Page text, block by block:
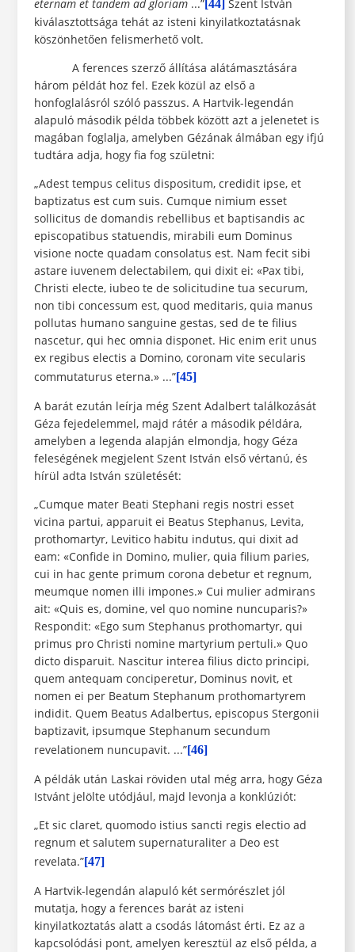
eternam et tandem ad gloriam...”[44] Szent István
kiválasztottsága tehát az isteni kinyilatkoztatásnak
köszönhetően felismerhető volt.
A ferences szerző állítása alátámasztására
három példát hoz fel. Ezek közül az első a
honfoglalásról szóló passzus. A Hartvik-legendán
alapuló második példa többek között azt a jelenetet is
magában foglalja, amelyben Gézának álmában egy ifjú
tudtára adja, hogy fia fog születni:
„Adest tempus celitus dispositum, credidit ipse, et
baptizatus est cum suis. Cumque nimium esset
sollicitus de domandis rebellibus et baptisandis ac
episcopatibus statuendis, mirabili eum Dominus
visione nocte quadam consolatus est. Nam fecit sibi
astare iuvenem delectabilem, qui dixit ei: «Pax tibi,
Christi electe, iubeo te de solicitudine tua securum,
non tibi concessum est, quod meditaris, quia manus
pollutas humano sanguine gestas, sed de te filius
nascetur, qui hec omnia disponet. Hic enim erit unus
ex regibus electis a Domino, coronam vite secularis
commutaturus eterna.» ...”[45]
A barát ezután leírja még Szent Adalbert találkozását
Géza fejedelemmel, majd rátér a második példára,
amelyben a legenda alapján elmondja, hogy Géza
feleségének megjelent Szent István első vértanú, és
hírül adta István születését:
„Cumque mater Beati Stephani regis nostri esset
vicina partui, apparuit ei Beatus Stephanus, Levita,
prothomartyr, Levitico habitu indutus, qui dixit ad
eam: «Confide in Domino, mulier, quia filium paries,
cui in hac gente primum corona debetur et regnum,
meumque nomen illi impones.» Cui mulier admirans
ait: «Quis es, domine, vel quo nomine nuncuparis?»
Respondit: «Ego sum Stephanus prothomartyr, qui
primus pro Christi nomine martyrium pertuli.» Quo
dicto disparuit. Nascitur interea filius dicto principi,
quem antequam conciperetur, Dominus novit, et
nomen ei per Beatum Stephanum prothomartyrem
indidit. Quem Beatus Adalbertus, episcopus Stergonii
baptizavit, ipsumque Stephanum secundum
revelationem nuncupavit. ...”[46]
A példák után Laskai röviden utal még arra, hogy Géza
Istvánt jelölte utódjául, majd levonja a konklúziót:
„Et sic claret, quomodo istius sancti regis electio ad
regnum et salutem supernaturaliter a Deo est
revelata.”[47]
A Hartvik-legendán alapuló két sermórészlet jól
mutatja, hogy a ferences barát az isteni
kinyilatkoztatás alatt a csodás látomást érti. Ez az a
kapcsolódási pont, amelyen keresztül az első példa, a